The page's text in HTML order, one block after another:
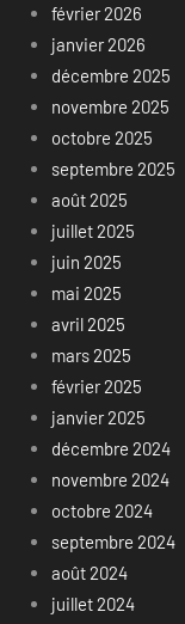
février 2026
janvier 2026
décembre 2025
novembre 2025
octobre 2025
septembre 2025
août 2025
juillet 2025
juin 2025
mai 2025
avril 2025
mars 2025
février 2025
janvier 2025
décembre 2024
novembre 2024
octobre 2024
septembre 2024
août 2024
juillet 2024